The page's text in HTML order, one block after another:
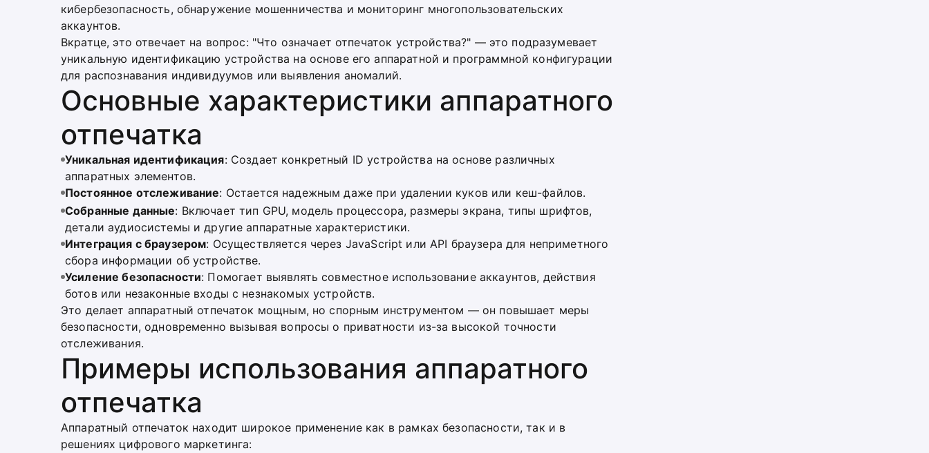
кибербезопасность, обнаружение мошенничества и мониторинг многопользовательских
аккаунтов.
Вкратце, это отвечает на вопрос: "Что означает отпечаток устройства?" — это подразумевает
уникальную идентификацию устройства на основе его аппаратной и программной конфигурации
для распознавания индивидуумов или выявления аномалий.
Основные характеристики аппаратного
отпечатка
Уникальная идентификация: Создает конкретный ID устройства на основе различных
аппаратных элементов.
Постоянное отслеживание: Остается надежным даже при удалении куков или кеш-файлов.
Собранные данные: Включает тип GPU, модель процессора, размеры экрана, типы шрифтов,
детали аудиосистемы и другие аппаратные характеристики.
Интеграция с браузером: Осуществляется через JavaScript или API браузера для неприметного
сбора информации об устройстве.
Усиление безопасности: Помогает выявлять совместное использование аккаунтов, действия
ботов или незаконные входы с незнакомых устройств.
Это делает аппаратный отпечаток мощным, но спорным инструментом — он повышает меры
безопасности, одновременно вызывая вопросы о приватности из-за высокой точности
отслеживания.
Примеры использования аппаратного
отпечатка
Аппаратный отпечаток находит широкое применение как в рамках безопасности, так и в
решениях цифрового маркетинга: